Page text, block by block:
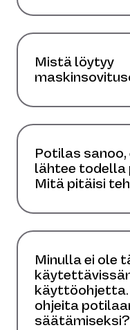
Mistä löytyy
Potilas
lähtee todella
Mitä pitäisi
Minulla ei ole
käyttöohjetta.
ohjeita
säätämiseksi?